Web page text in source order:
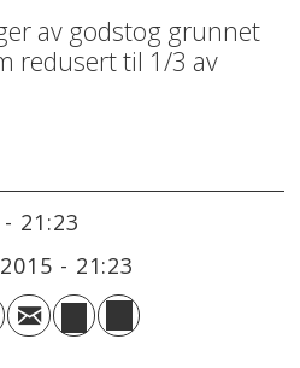
av godstog grunnet
redusert til 1/3 av
- 21:23
- 21:23